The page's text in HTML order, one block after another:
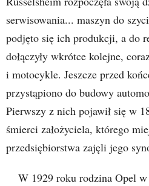
serwisowania... maszyn do
podjęto się ich produkcji, a do
dołączyły wkrótce kolejne,
i motocykle. Jeszcze przed
przystąpiono do budowy
Pierwszy z nich pojawił się w
śmierci założyciela, którego
przedsiębiorstwa zajęli jego
W 1929 roku rodzina Opel